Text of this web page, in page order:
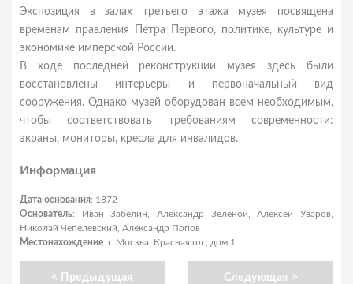
Экспозиция в залах третьего этажа музея посвящена
временам правления Петра Первого, политике, культуре и
экономике имперской России.
В ходе последней реконструкции музея здесь были
восстановлены интерьеры и первоначальный вид
сооружения. Однако музей оборудован всем необходимым,
чтобы соответствовать требованиям современности:
экраны, мониторы, кресла для инвалидов.
Информация
Дата основания: 1872
Основатель: Иван Забелин, Александр Зеленой, Алексей Уваров,
Николай Чепелевский, Александр Попов
Местонахождение: г. Москва, Красная пл., дом 1
Предыдущая Следующая